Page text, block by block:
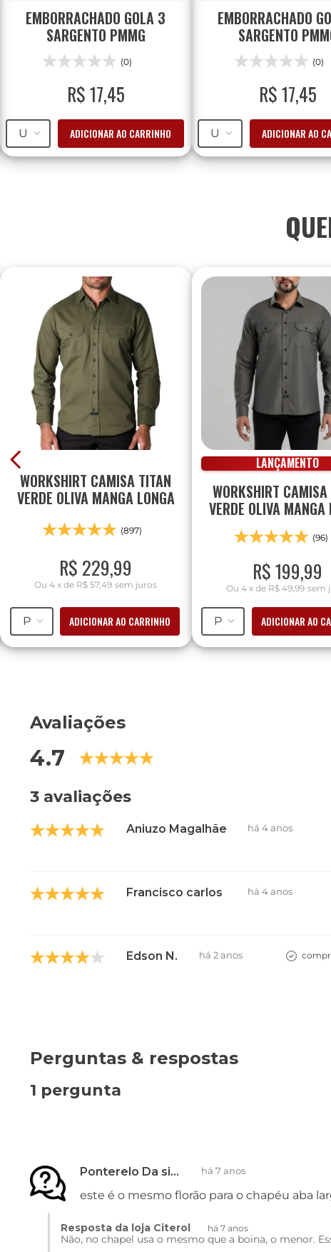
EMBORRACHADO GOLA 3
SARGENTO PMMG
(0)
R$17,45
U ADICIONAR AO CARRINHO
EMBORRACHADO
SARGENTO
(0)
R$17,45
U ADICIONAR AO
WORKSHIRT CAMISA TITAN
VERDE OLIVA MANGA LONGA
(897)
R$ 229,99
Ou4 x de R$ 57,49 sem juros
P ADICIONAR AO CARRINHO
LANÇAMENTO
WORKSHIRT
VERDE OLIVA MANGA
(96)
R$199,99
Ou 4 xde R$ 49,99 sem
P ADICIONAR AO
Avaliações
4.7
3 avaliações
Aniuzo Magalhães há 4 anos
Francisco carlos de Souza filho
há 4 anos
Edson N. há 2 anos
Perguntas & respostas
1 pergunta
Ponterelo Da silva barbosa há 7 anos
este é o mesmo florão para o chapéu aba
Resposta da loja Citerol há 7 anos
Não, no chapel usa o mesmo que a boina, o menor.